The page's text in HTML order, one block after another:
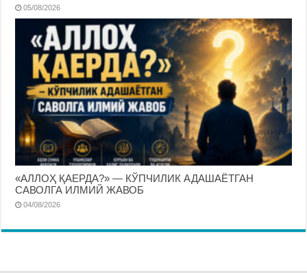
05/08/2026
«АЛЛОҲ ҚАЕРДА?» — КЎПЧИЛИК АДАШАЁТГАН
САВОЛГА ИЛМИЙ ЖАВОБ
04/08/2026